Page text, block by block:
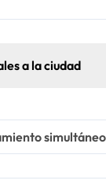
a la ciudad